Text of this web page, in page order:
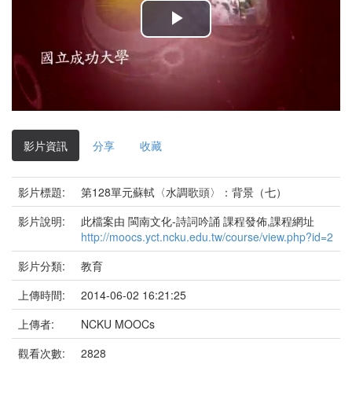
播
放
影
影片資訊 分享 收藏
影片標題:
第128單元蘇軾〈水調歌頭〉：背景（七）
影片說明:
此檔案由 閩南文化-詩詞吟誦 課程發佈,課程網址
http://moocs.yct.ncku.edu.tw/course/view.php?id=2
影片分類:
教育
上傳時間:
2014-06-02 16:21:25
上傳者:
NCKU MOOCs
觀看次數:
2828